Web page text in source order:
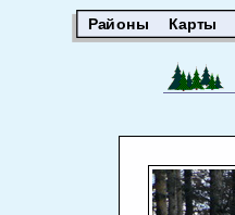
Районы Карты